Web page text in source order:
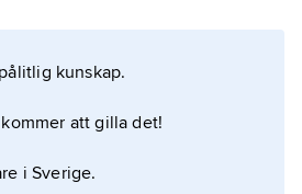
starkt influerat av det
utövades i början av
i Kanada.
kunskap.
att gilla det!
i Sverige.